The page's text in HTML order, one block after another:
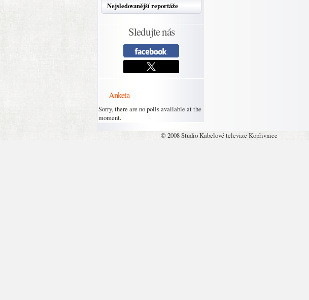
Nejsledovanější reportáže
Sledujte nás
Anketa
Sorry, there are no polls available at the
moment.
© 2008 Studio Kabelové televize Kopřivnice